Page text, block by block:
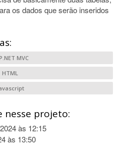
os dados que serão inseridos
MVC
HTML
nesse projeto:
às 12:15
às 13:50